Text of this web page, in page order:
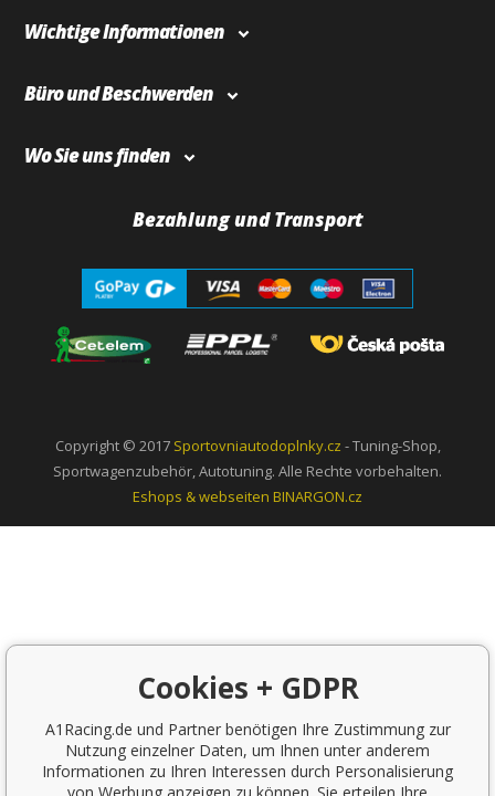
Wichtige Informationen
Büro und Beschwerden
Wo Sie uns finden
Bezahlung und Transport
Copyright © 2017 Sportovniautodoplnky.cz - Tuning-Shop,
Sportwagenzubehör, Autotuning. Alle Rechte vorbehalten.
Eshops & webseiten BINARGON.cz
Cookies + GDPR
A1Racing.de und Partner benötigen Ihre Zustimmung zur
Nutzung einzelner Daten, um Ihnen unter anderem
Informationen zu Ihren Interessen durch Personalisierung